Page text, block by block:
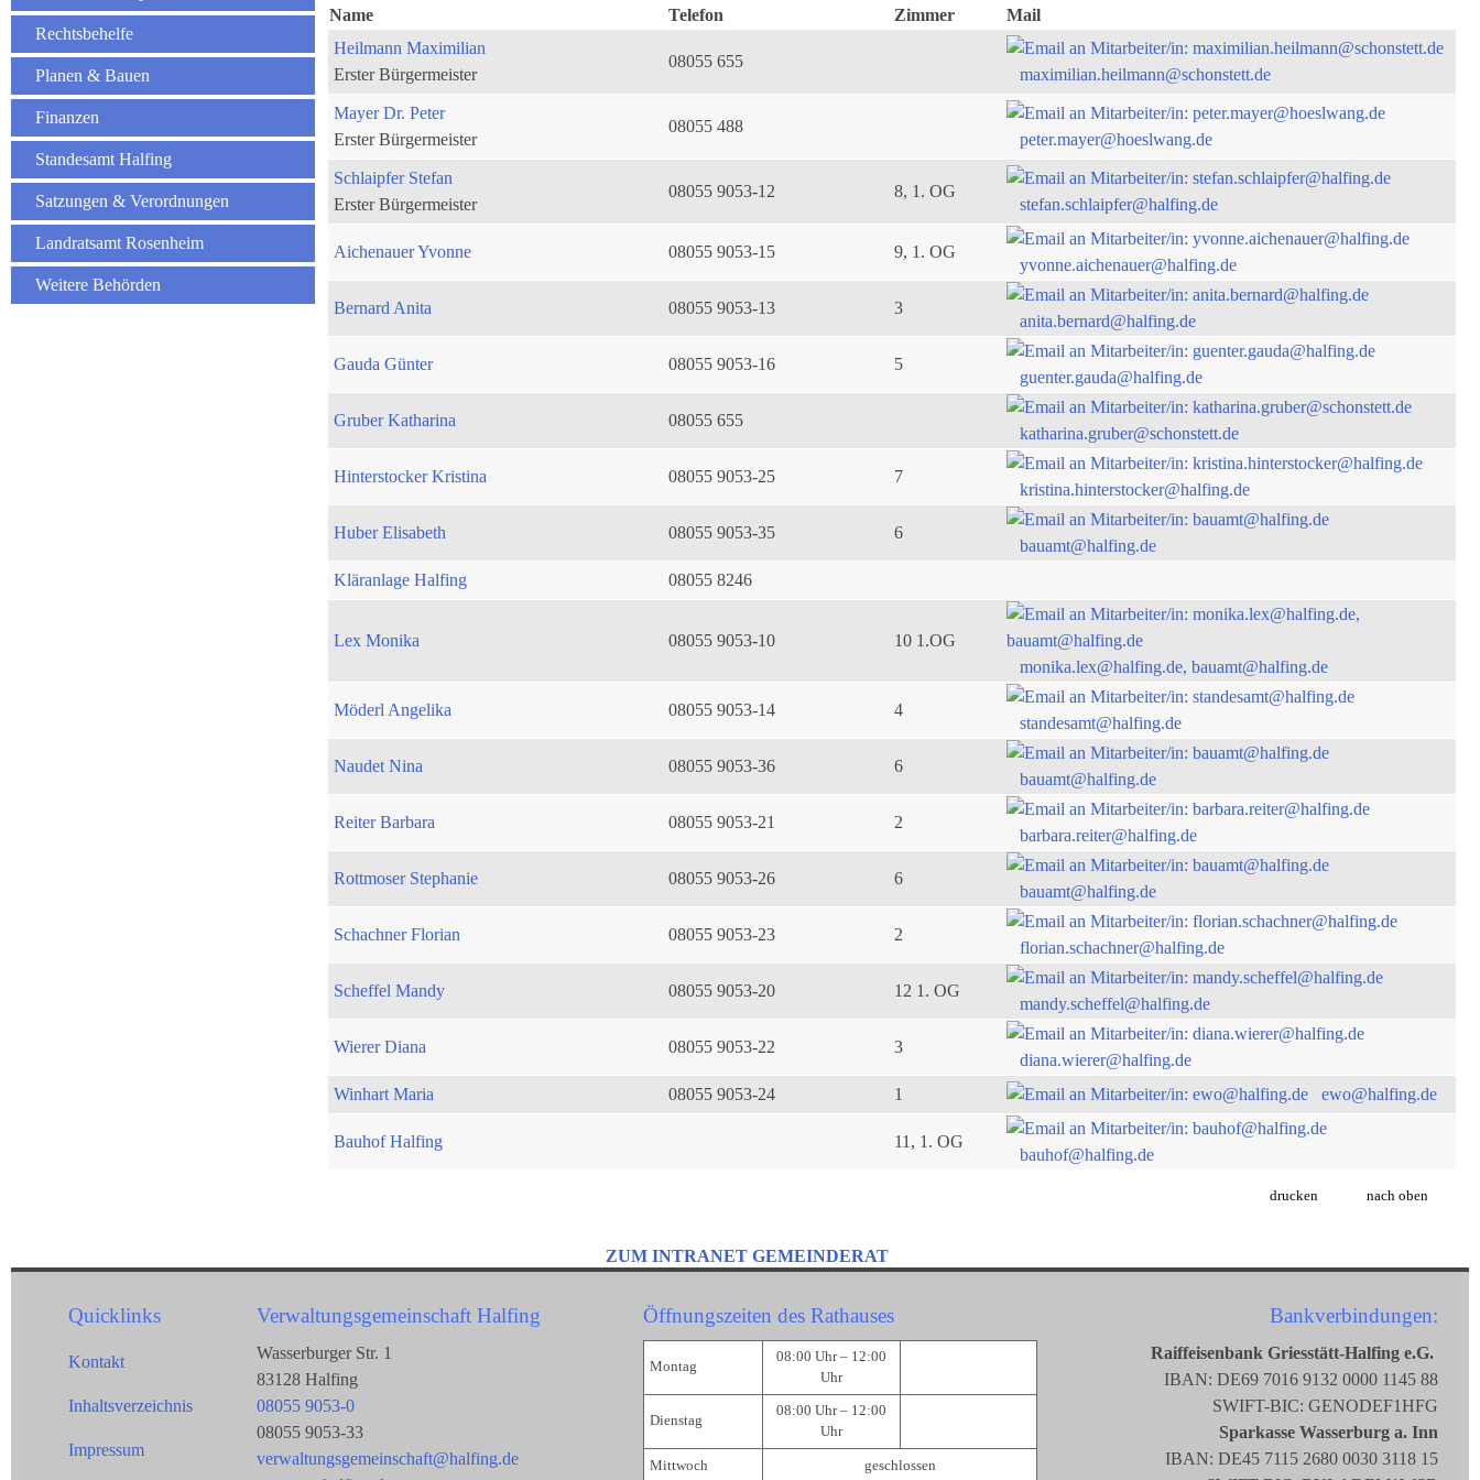
Rechtsbehelfe
Planen & Bauen
Finanzen
Standesamt Halfing
Satzungen & Verordnungen
Landratsamt Rosenheim
Weitere Behörden
Name
Telefon Zimmer
Mail
Heilmann Maximilian
Erster Bürgermeister
08055 655
maximilian.heilmann@schonstett.de
Mayer Dr. Peter
Erster Bürgermeister
08055 488
peter.mayer@hoeslwang.de
Schlaipfer Stefan
Erster Bürgermeister
08055 9053-12 8, 1. OG
stefan.schlaipfer@halfing.de
Aichenauer Yvonne 08055 9053-15 9, 1. OG
yvonne.aichenauer@halfing.de
Bernard Anita 08055 9053-13 3
anita.bernard@halfing.de
Gauda Günter 08055 9053-16 5
guenter.gauda@halfing.de
Gruber Katharina 08055 655
katharina.gruber@schonstett.de
Hinterstocker Kristina 08055 9053-25 7
kristina.hinterstocker@halfing.de
Huber Elisabeth 08055 9053-35 6
bauamt@halfing.de
Kläranlage Halfing
08055 8246
Lex Monika 08055 9053-10
10 1.OG
monika.lex@halfing.de, bauamt@halfing.de
Möderl Angelika 08055 9053-14 4
standesamt@halfing.de
Naudet Nina 08055 9053-36 6
bauamt@halfing.de
Reiter Barbara 08055 9053-21 2
barbara.reiter@halfing.de
Rottmoser Stephanie 08055 9053-26 6
bauamt@halfing.de
Schachner Florian 08055 9053-23 2
florian.schachner@halfing.de
Scheffel Mandy 08055 9053-20 12 1. OG
mandy.scheffel@halfing.de
Wierer Diana 08055 9053-22 3
diana.wierer@halfing.de
Winhart Maria
08055 9053-24 1 ewo@halfing.de
Bauhof Halfing 11, 1. OG
bauhof@halfing.de
drucken nach oben
ZUM INTRANET GEMEINDERAT
Quicklinks
Kontakt
Inhaltsverzeichnis
Impressum
Verwaltungsgemeinschaft Halfing
Wasserburger Str. 1
83128 Halfing
08055 9053-0
08055 9053-33
verwaltungsgemeinschaft@halfing.de
Öffnungszeiten des Rathauses
Montag
08:00 Uhr – 12:00
Uhr
Dienstag
08:00 Uhr – 12:00
Uhr
Mittwoch geschlossen
Bankverbindungen:
Raiffeisenbank Griesstätt-Halfing e.G.
IBAN: DE69 7016 9132 0000 1145 88
SWIFT-BIC: GENODEF1HFG
Sparkasse Wasserburg a. Inn
IBAN: DE45 7115 2680 0030 3118 15